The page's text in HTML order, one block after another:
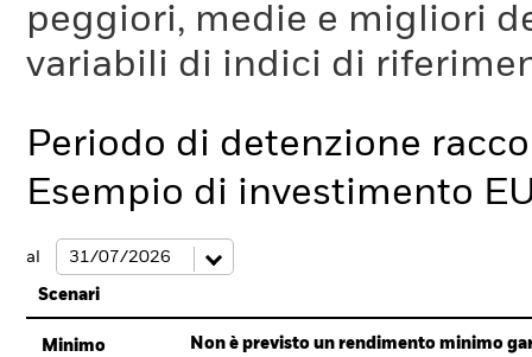
peggiori, medie e migliori
variabili di indici di
Periodo di detenzione
Esempio di investimento
al
Scenari
Minimo Non è previsto un rendimento minimo